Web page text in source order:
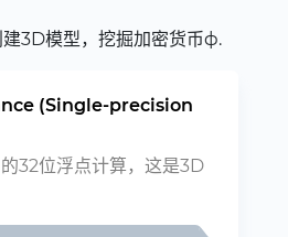
3D模型，挖掘加密货币ф.
(Single-precision
32位浮点计算，这是3D